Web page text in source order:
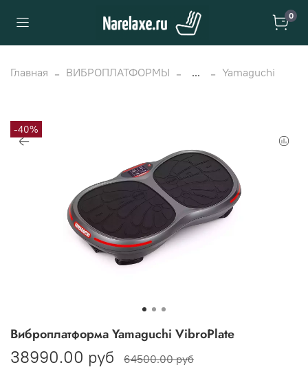
0
Главная ВИБРОПЛАТФОРМЫ ... Yamaguchi
-40%
Виброплатформа Yamaguchi VibroPlate
38990.00 руб 64500.00 руб